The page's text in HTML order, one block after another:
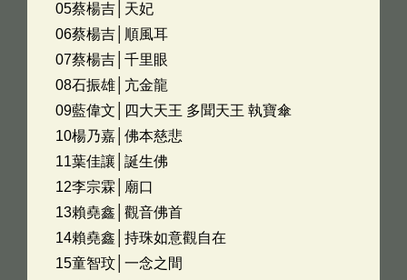
05蔡楊吉│天妃
06蔡楊吉│順風耳
07蔡楊吉│千里眼
08石振雄│亢金龍
09藍偉文│四大天王 多聞天王 執寶傘
10楊乃嘉│佛本慈悲
11葉佳讓│誕生佛
12李宗霖│廟口
13賴堯鑫│觀音佛首
14賴堯鑫│持珠如意觀自在
15童智玟│一念之間